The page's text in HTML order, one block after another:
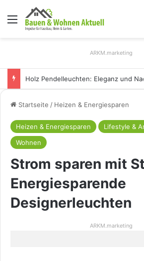
Menü
ARKM.marketing
Startseite / Heizen & Energiesparen
Heizen & Energiesparen
Lifestyle &
Wohnen
Strom sparen mit
Energiesparende
Designerleuchten
ARKM.marketing